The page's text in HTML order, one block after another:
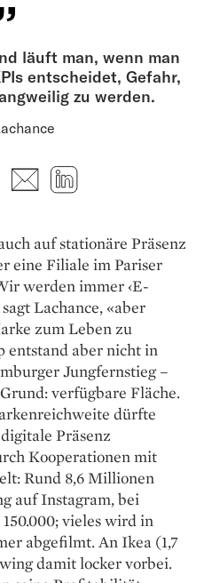
läuft man, wenn man
entscheidet, Gefahr,
zu werden.
Facebook
E-mail
auf stationäre Präsenz
eine Filiale im Pariser
werden immer ‹E-
Lachance, «aber
zum Leben zu
entstand aber nicht in
Jungfernstieg –
verfügbare Fläche.
dürfte
Präsenz
Kooperationen mit
Rund 8,6 Millionen
auf Instagram, bei
vieles wird in
abgefilmt. An Ikea (1,7
damit locker vorbei.